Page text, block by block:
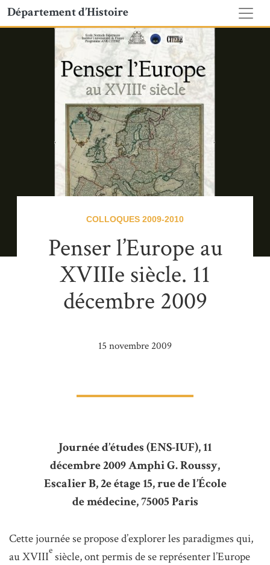
Département d’Histoire
COLLOQUES 2009-2010
Penser l’Europe au
XVIIIe siècle. 11
décembre 2009
15 novembre 2009
Journée d’études (ENS-IUF), 11
décembre 2009 Amphi G. Roussy,
Escalier B, 2e étage 15, rue de l’École
de médecine, 75005 Paris
Cette journée se propose d’explorer les paradigmes qui,
au XVIIIe siècle, ont permis de se représenter l’Europe